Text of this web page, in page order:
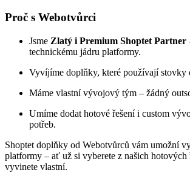
Proč s Webotvůrci
Jsme Zlatý i Premium Shoptet Partner
technickému jádru platformy.
Vyvíjíme doplňky, které používají stovky
Máme vlastní vývojový tým – žádný
Umíme dodat hotové řešení i custom
potřeb.
Shoptet doplňky od Webotvůrců vám umožní
platformy – ať už si vyberete z našich hotových
vyvinete vlastní.